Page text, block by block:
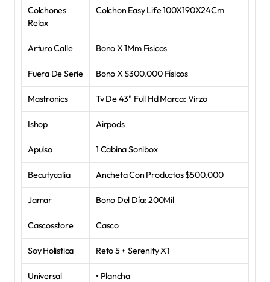
Colchones
Relax
Colchon Easy Life 100X190X24Cm
Arturo Calle Bono X 1Mm Físicos
Fuera De Serie Bono X $300.000 Físicos
Mastronics Tv De 43" Full Hd Marca: Virzo
Ishop Airpods
Apulso 1 Cabina Sonibox
Beautycalia Ancheta Con Productos $500.000
Jamar Bono Del Día: 200Mil
Cascosstore Casco
Soy Holistica Reto 5 + Serenity X1
Universal • Plancha